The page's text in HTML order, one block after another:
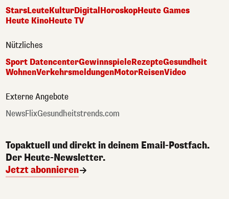
StarsLeuteKulturDigitalHoroskopHeute Games
Heute KinoHeute TV
Nützliches
Sport DatencenterGewinnspieleRezepteGesundheit
WohnenVerkehrsmeldungenMotorReisenVideo
Externe Angebote
NewsFlixGesundheitstrends.com
Topaktuell und direkt in deinem Email-Postfach.
Der Heute-Newsletter.
Jetzt abonnieren